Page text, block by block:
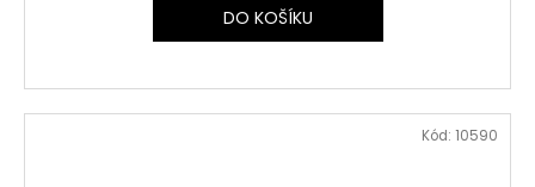
DO KOŠÍKU
Kód: 10590